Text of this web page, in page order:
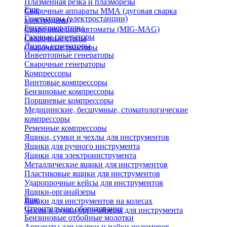
Плазменная резка и плазморезы
Сварочные аппараты ММА (дуговая сварка
электродами)
Сварочные полуавтоматы (MIG-MAG)
Сварочные столы
Сварочные тракторы
Еще
Генераторы (электростанции)
Бензогенераторы
Газовые генераторы
Дизель генераторы
Инверторные генераторы
Сварочные генераторы
Компрессоры
Винтовые компрессоры
Бензиновые компрессоры
Поршневые компрессоры
Медицинские, бесшумные, стоматологические
компрессоры
Ременные компрессоры
Ящики, сумки и чехлы для инструментов
Ящики для ручного инструмента
Ящики для электроинструмента
Металлические ящики для инструментов
Пластиковые ящики для инструментов
Ударопрочные кейсы для инструментов
Ящики-органайзеры
Ящики для инструментов на колесах
Чехлы и сумки органайзеры для инструмента
Еще
Строительное оборудование
Бензиновые отбойные молотки